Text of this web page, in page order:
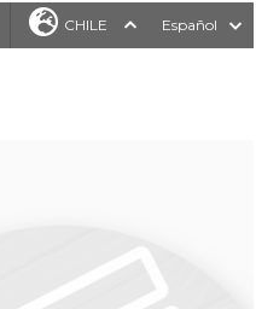
LinkedIn CHILE Español